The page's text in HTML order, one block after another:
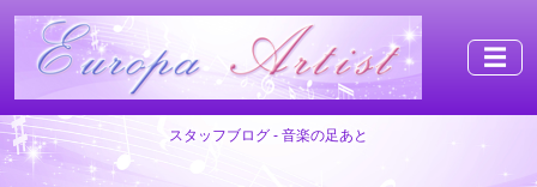
☰
スタッフブログ - 音楽の足あと